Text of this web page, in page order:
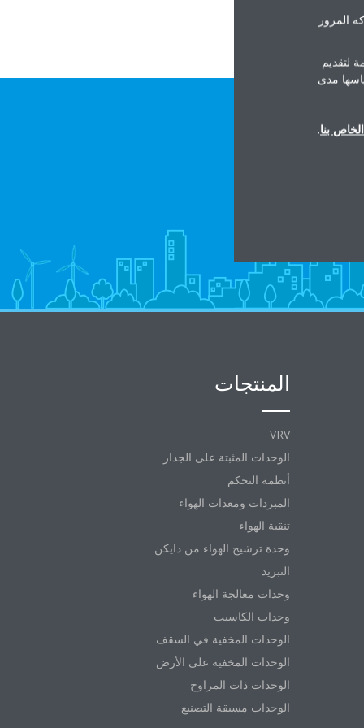
المنتجات
VRV
الوحدات المثبتة على الجدار
أنظمة التحكم
المبردات ومعدات الهواء
تنقية الهواء
وحدة ترشيح الهواء من دايكن
التبريد
وحدات معالجة الهواء
وحدات الكاسيت
الوحدات المخفية في السقف
الوحدات المخفية على الأرض
الوحدات ذات المراوح
الوحدات مسبقة التصنيع
المرور
لتقديم
مدى
بنا.